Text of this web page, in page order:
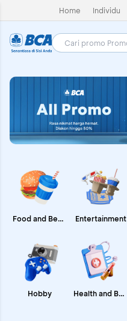
Home Individu
Food and Beverages
Hobby
Entertainment
Health and Beauty